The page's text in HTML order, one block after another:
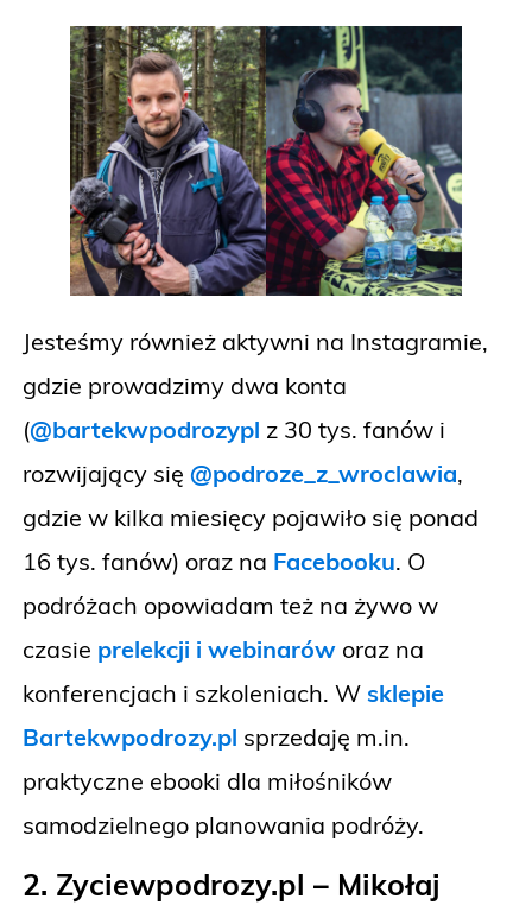
Jesteśmy również aktywni na Instagramie,
gdzie prowadzimy dwa konta
(@bartekwpodrozypl z 30 tys. fanów i
rozwijający się @podroze_z_wroclawia,
gdzie w kilka miesięcy pojawiło się ponad
16 tys. fanów) oraz na Facebooku. O
podróżach opowiadam też na żywo w
czasie prelekcji i webinarów oraz na
konferencjach i szkoleniach. W sklepie
Bartekwpodrozy.pl sprzedaję m.in.
praktyczne ebooki dla miłośników
samodzielnego planowania podróży.
2. Zyciewpodrozy.pl – Mikołaj